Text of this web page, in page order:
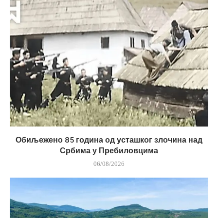
Обиљежено 85 година од усташког злочина над
Србима у Пребиловцима
06/08/2026